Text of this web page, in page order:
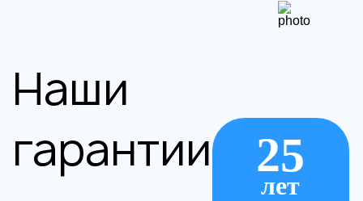
Наши
гарантии
25
лет